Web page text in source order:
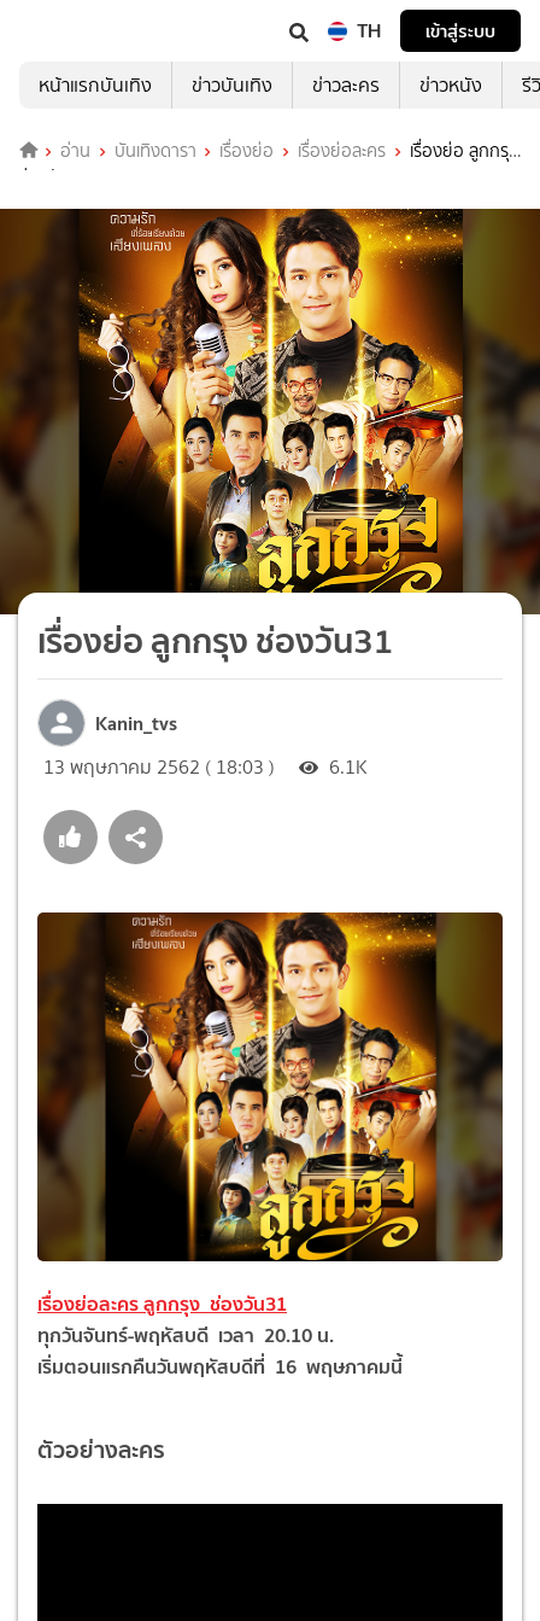
TH
เข้าสู่ระบบ
หน้าแรกบันเทิง
ข่าวบันเทิง ข่าวละคร ข่าวหนัง รี
อ่าน บันเทิงดารา เรื่องย่อ เรื่องย่อละคร
เรื่องย่อ ลูกกรุง
ช่องวัน31
เรื่องย่อ ลูกกรุง ช่องวัน31
Kanin_tvs
13 พฤษภาคม 2562 ( 18:03 ) 6.1K
เรื่องย่อละคร ลูกกรุงช่องวัน31
ทุกวันจันทร์-พฤหัสบดี เวลา 20.10 น.
เริ่มตอนแรกคืนวันพฤหัสบดีที่ 16 พฤษภาคมนี้
ตัวอย่างละคร